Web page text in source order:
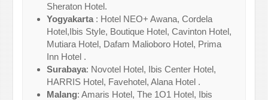
Sheraton Hotel.
Yogyakarta : Hotel NEO+ Awana, Cordela
Hotel,Ibis Style, Boutique Hotel, Cavinton Hotel,
Mutiara Hotel, Dafam Malioboro Hotel, Prima
Inn Hotel .
Surabaya: Novotel Hotel, Ibis Center Hotel,
HARRIS Hotel, Favehotel, Alana Hotel .
Malang: Amaris Hotel, The 1O1 Hotel, Ibis